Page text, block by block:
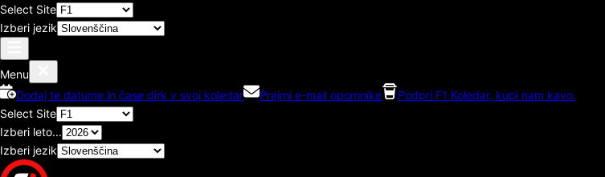
Select Site
Izberi jezik
Menu
Dodaj te datume in čase dirk v svoj koledar
Prejmi e-mail opomnike
Podpri F1 Koledar, kupi nam kavo.
Select Site
Izberi leto...
Izberi jezik